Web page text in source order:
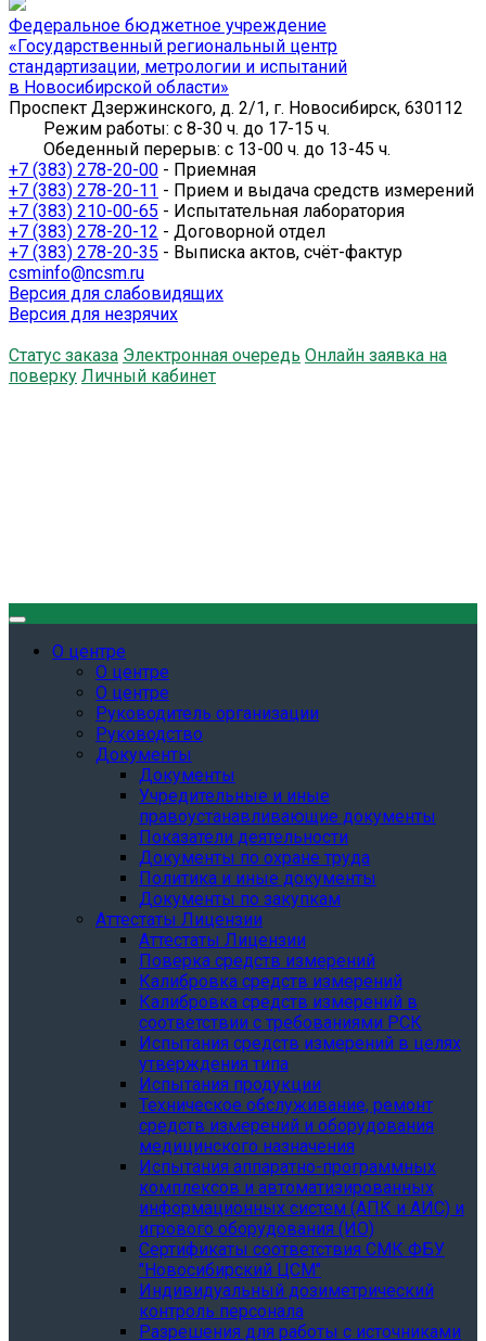
Федеральное бюджетное учреждение
«Государственный региональный центр
стандартизации, метрологии и испытаний
в Новосибирской области»
Проспект Дзержинского, д. 2/1, г. Новосибирск, 630112
Режим работы: с 8-30 ч. до 17-15 ч.
Обеденный перерыв: с 13-00 ч. до 13-45 ч.
+7 (383) 278-20-00 - Приемная
+7 (383) 278-20-11 - Прием и выдача средств измерений
+7 (383) 210-00-65 - Испытательная лаборатория
+7 (383) 278-20-12 - Договорной отдел
+7 (383) 278-20-35 - Выписка актов, счёт-фактур
csminfo@ncsm.ru
Версия для слабовидящих
Версия для незрячих
Статус заказа Электронная очередь Онлайн заявка на
поверку Личный кабинет
О центре
О центре
О центре
Руководитель организации
Руководство
Документы
Документы
Учредительные и иные
правоустанавливающие документы
Показатели деятельности
Документы по охране труда
Политика и иные документы
Документы по закупкам
Аттестаты Лицензии
Аттестаты Лицензии
Поверка средств измерений
Калибровка средств измерений
Калибровка средств измерений в
соответствии с требованиями РСК
Испытания средств измерений в целях
утверждения типа
Испытания продукции
Техническое обслуживание, ремонт
средств измерений и оборудования
медицинского назначения
Испытания аппаратно-программных
комплексов и автоматизированных
информационных систем (АПК и АИС) и
игрового оборудования (ИО)
Сертификаты соответствия СМК ФБУ
"Новосибирский ЦСМ"
Индивидуальный дозиметрический
контроль персонала
Разрешения для работы с источниками